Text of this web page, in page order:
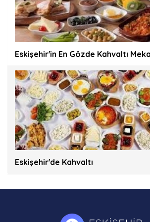
Eskişehir'in En Gözde Kahvaltı
Eskişehir'de Kahvaltı